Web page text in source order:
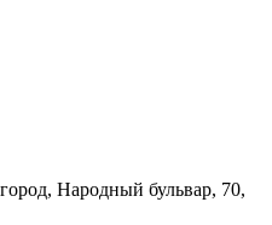
Народный бульвар, 70,